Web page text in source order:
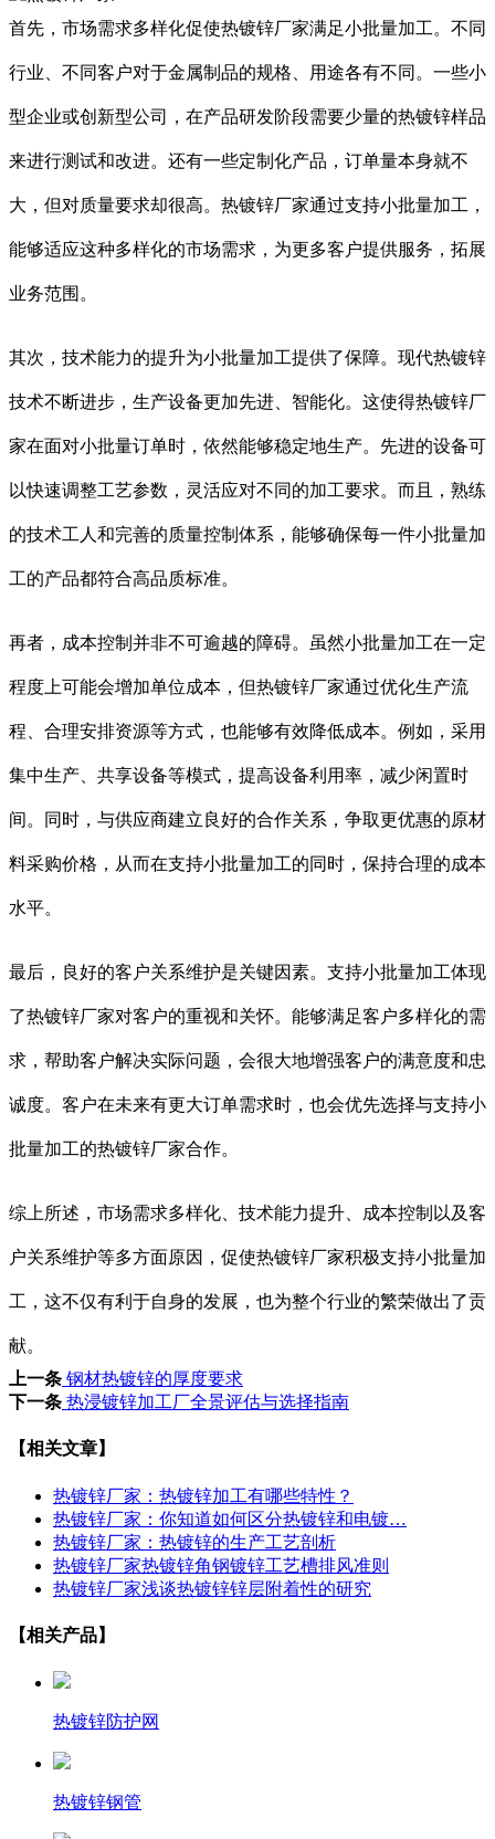
首先，市场需求多样化促使热镀锌厂家满足小批量加工。不同
行业、不同客户对于金属制品的规格、用途各有不同。一些小
型企业或创新型公司，在产品研发阶段需要少量的热镀锌样品
来进行测试和改进。还有一些定制化产品，订单量本身就不
大，但对质量要求却很高。热镀锌厂家通过支持小批量加工，
能够适应这种多样化的市场需求，为更多客户提供服务，拓展
业务范围。
其次，技术能力的提升为小批量加工提供了保障。现代热镀锌
技术不断进步，生产设备更加先进、智能化。这使得热镀锌厂
家在面对小批量订单时，依然能够稳定地生产。先进的设备可
以快速调整工艺参数，灵活应对不同的加工要求。而且，熟练
的技术工人和完善的质量控制体系，能够确保每一件小批量加
工的产品都符合高品质标准。
再者，成本控制并非不可逾越的障碍。虽然小批量加工在一定
程度上可能会增加单位成本，但热镀锌厂家通过优化生产流
程、合理安排资源等方式，也能够有效降低成本。例如，采用
集中生产、共享设备等模式，提高设备利用率，减少闲置时
间。同时，与供应商建立良好的合作关系，争取更优惠的原材
料采购价格，从而在支持小批量加工的同时，保持合理的成本
水平。
最后，良好的客户关系维护是关键因素。支持小批量加工体现
了热镀锌厂家对客户的重视和关怀。能够满足客户多样化的需
求，帮助客户解决实际问题，会很大地增强客户的满意度和忠
诚度。客户在未来有更大订单需求时，也会优先选择与支持小
批量加工的热镀锌厂家合作。
综上所述，市场需求多样化、技术能力提升、成本控制以及客
户关系维护等多方面原因，促使热镀锌厂家积极支持小批量加
工，这不仅有利于自身的发展，也为整个行业的繁荣做出了贡
献。
上一条 钢材热镀锌的厚度要求
下一条 热浸镀锌加工厂全景评估与选择指南
【相关文章】
热镀锌厂家：热镀锌加工有哪些特性？
热镀锌厂家：你知道如何区分热镀锌和电镀…
热镀锌厂家：热镀锌的生产工艺剖析
热镀锌厂家热镀锌角钢镀锌工艺槽排风准则
热镀锌厂家浅谈热镀锌锌层附着性的研究
【相关产品】
热镀锌防护网
热镀锌钢管